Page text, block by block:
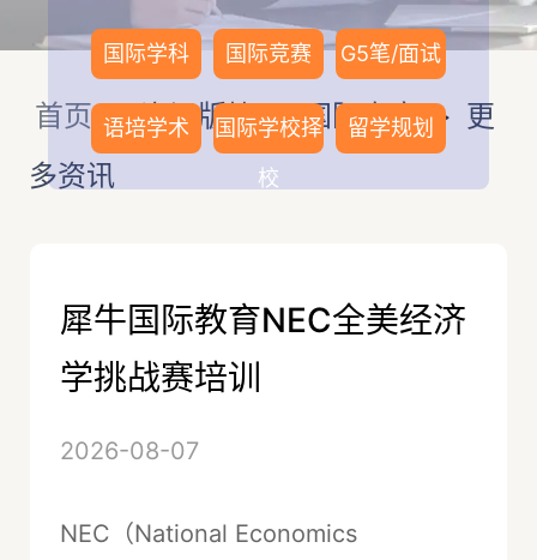
国际学科 国际竞赛 G5笔/面试
语培学术
国际学校择
校
留学规划
首页>资讯版块>国际竞赛> 更
多资讯
犀牛国际教育NEC全美经济
学挑战赛培训
2026-08-07
NEC（National Economics